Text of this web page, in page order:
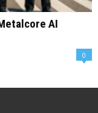
AI
0